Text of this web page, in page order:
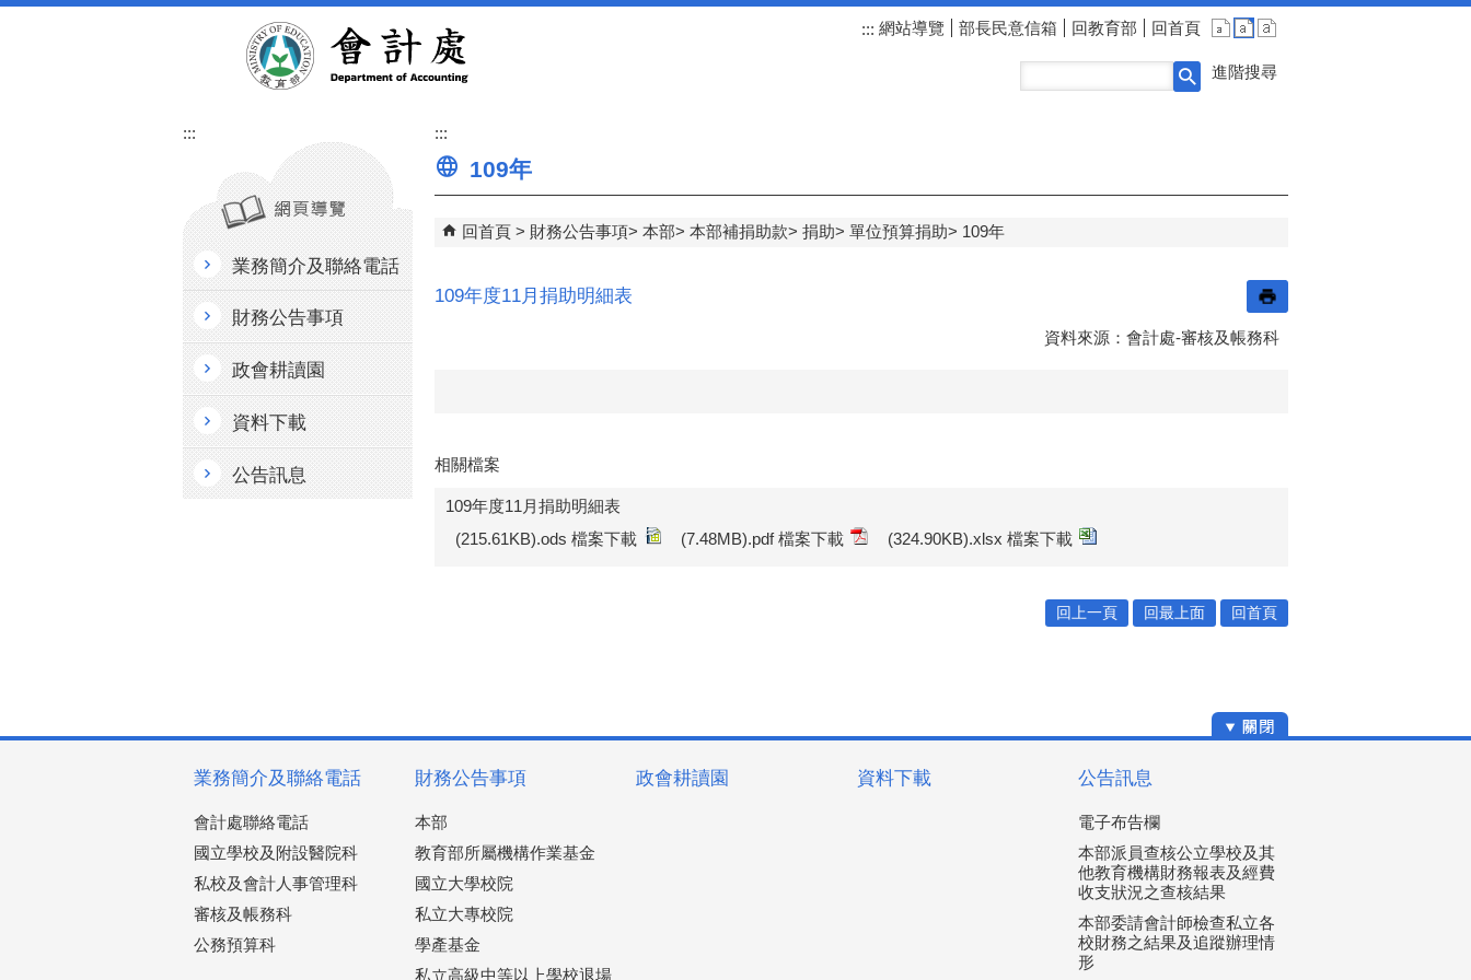
::: 網站導覽 部長民意信箱 回教育部 回首頁
進階搜尋
:::
業務簡介及聯絡電話
財務公告事項
政會耕讀園
資料下載
公告訊息
:::
109年
回首頁 財務公告事項 本部 本部補捐助款 捐助 單位預算捐助 109年
109年度11月捐助明細表
資料來源：會計處-審核及帳務科
相關檔案
109年度11月捐助明細表
(215.61KB).ods 檔案下載
(7.48MB).pdf 檔案下載 (324.90KB).xlsx 檔案下載
回上一頁 回最上面 回首頁
業務簡介及聯絡電話
會計處聯絡電話
國立學校及附設醫院科
私校及會計人事管理科
審核及帳務科
公務預算科
財務公告事項
本部
教育部所屬機構作業基金
國立大學校院
私立大專校院
學產基金
私立高級中等以上學校退場
政會耕讀園 資料下載 公告訊息
電子布告欄
本部派員查核公立學校及其
他教育機構財務報表及經費
收支狀況之查核結果
本部委請會計師檢查私立各
校財務之結果及追蹤辦理情
形